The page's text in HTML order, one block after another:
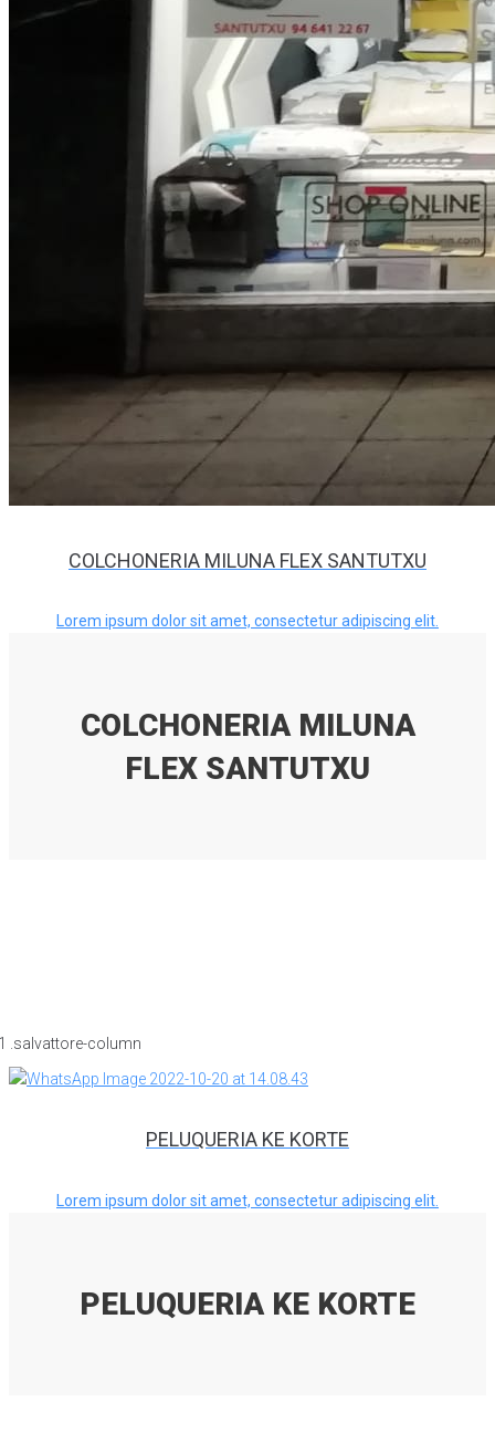
COLCHONERIA MILUNA FLEX SANTUTXU
Lorem ipsum dolor sit amet, consectetur adipiscing elit.
COLCHONERIA MILUNA
FLEX SANTUTXU
PELUQUERIA KE KORTE
Lorem ipsum dolor sit amet, consectetur adipiscing elit.
PELUQUERIA KE KORTE